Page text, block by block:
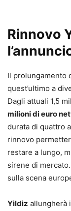
Rinnovo
Il prolungamento
quest’ultimo a
Dagli attuali 1,5
milioni di euro
durata di quattro
rinnovo
restare a lungo,
sirene di
sulla scena
Yildiz allungherà